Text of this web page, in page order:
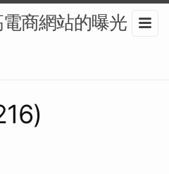
商網站的曝光